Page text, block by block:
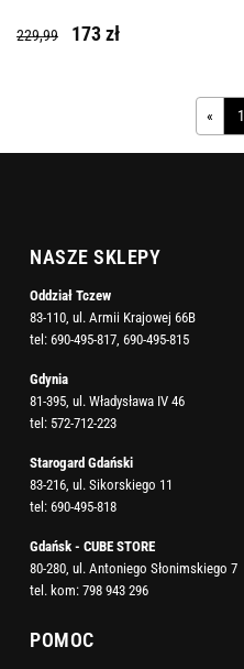
229,99 173 zł
« 1
NASZE SKLEPY
Oddział Tczew
83-110, ul. Armii Krajowej 66B
tel: 690-495-817 690-495-815
Gdynia
81-395, ul. Władysława IV 46
tel: 572-712-223
Starogard Gdański
83-216, ul. Sikorskiego 11
tel: 690-495-818
Gdańsk - CUBE STORE
80-280, ul. Antoniego Słonimskiego 7
tel. kom: 798 943 296
POMOC